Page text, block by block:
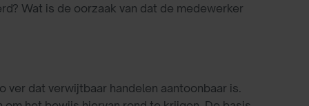
Wat is de oorzaak van dat de medewerker
dat verwijtbaar handelen aantoonbaar is.